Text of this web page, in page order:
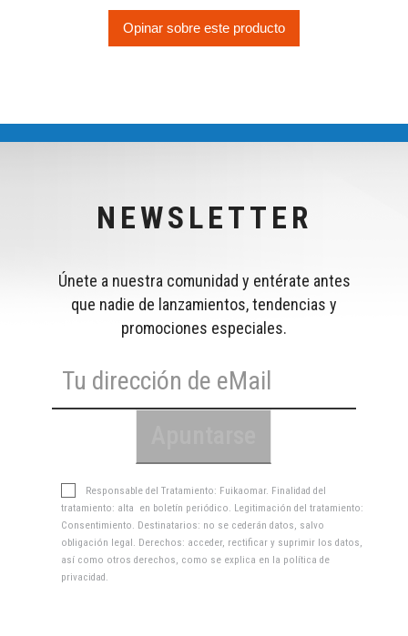
Opinar sobre este producto
NEWSLETTER
Únete a nuestra comunidad y entérate antes
que nadie de lanzamientos, tendencias y
promociones especiales.
Responsable del Tratamiento: Fuikaomar. Finalidad del
tratamiento: alta en boletín periódico. Legitimación del tratamiento:
Consentimiento. Destinatarios: no se cederán datos, salvo
obligación legal. Derechos: acceder, rectificar y suprimir los datos,
así como otros derechos, como se explica en la política de
privacidad.